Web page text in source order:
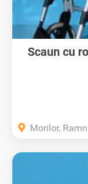
Scaun cu
Morilor,